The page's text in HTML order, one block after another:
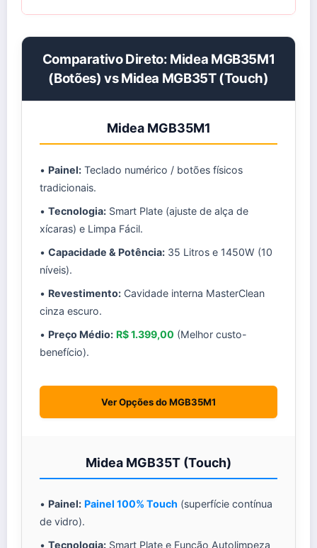
Comparativo Direto: Midea MGB35M1
(Botões) vs Midea MGB35T (Touch)
Midea MGB35M1
• Painel: Teclado numérico / botões físicos
tradicionais.
• Tecnologia: Smart Plate (ajuste de alça de
xícaras) e Limpa Fácil.
• Capacidade & Potência: 35 Litros e 1450W (10
níveis).
• Revestimento: Cavidade interna MasterClean
cinza escuro.
• Preço Médio: R$ 1.399,00 (Melhor custo-
benefício).
Ver Opções do MGB35M1
Midea MGB35T (Touch)
• Painel: Painel 100% Touch (superfície contínua
de vidro).
• Tecnologia: Smart Plate e Função Autolimpeza